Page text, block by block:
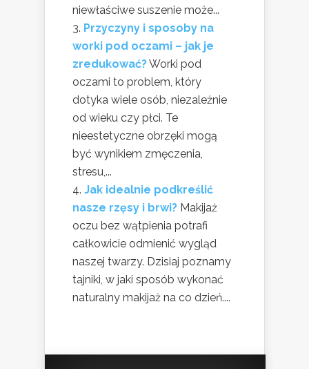
niewłaściwe suszenie może...
Przyczyny i sposoby na
worki pod oczami – jak je
zredukować?Worki pod
oczami to problem, który
dotyka wiele osób, niezależnie
od wieku czy płci. Te
nieestetyczne obrzęki mogą
być wynikiem zmęczenia,
stresu,...
Jak idealnie podkreślić
nasze rzęsy i brwi? Makijaż
oczu bez wątpienia potrafi
całkowicie odmienić wygląd
naszej twarzy. Dzisiaj poznamy
tajniki, w jaki sposób wykonać
naturalny makijaż na co dzień....